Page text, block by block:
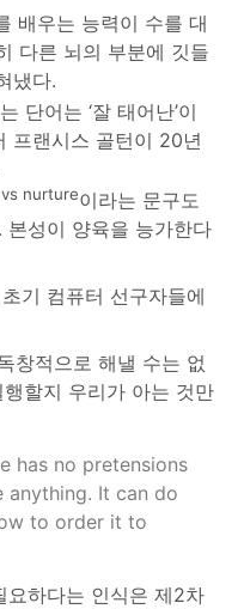
배우는 능력이 수를 대
다른 뇌의 부분에 깃들
냈다.
단어는 ‘잘 태어난’이
프랜시스 골턴이 20년
nurture이라는 문구도
본성이 양육을 능가한다
기 컴퓨터 선구자들에
창적으로 해낼 수는 없
할지 우리가 아는 것만
has no pretensions
It can do
to order it to
하다는 인식은 제2차